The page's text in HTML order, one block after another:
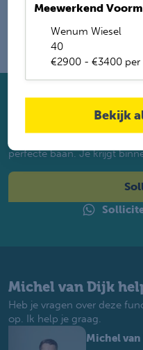
Meewerkend
Wenum Wiesel
40
€2900 - €3400 per
Bekijk
Solliciteer direct
Twijfel je of je geschikt
perfecte baan. Je krijgt
Michel van Dijk
Heb je vragen over deze
op. Ik help je graag.
Michel